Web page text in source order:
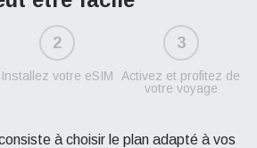
2
Installez votre eSIM
3
Activez et profitez de
votre voyage
à choisir le plan adapté à vos